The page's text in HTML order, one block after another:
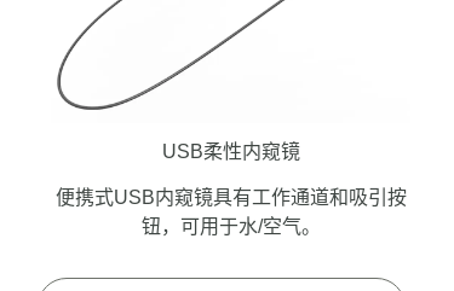
USB柔性内窥镜
便携式USB内窥镜具有工作通道和吸引按
钮，可用于水/空气。